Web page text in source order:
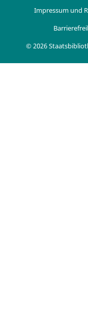
Impressum und
© 2026